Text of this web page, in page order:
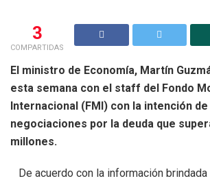
3
COMPARTIDAS
El ministro de Economía, Martín
esta semana con el staff del Fondo
Internacional (FMI) con la intención
negociaciones por la deuda que
millones.
De acuerdo con la información